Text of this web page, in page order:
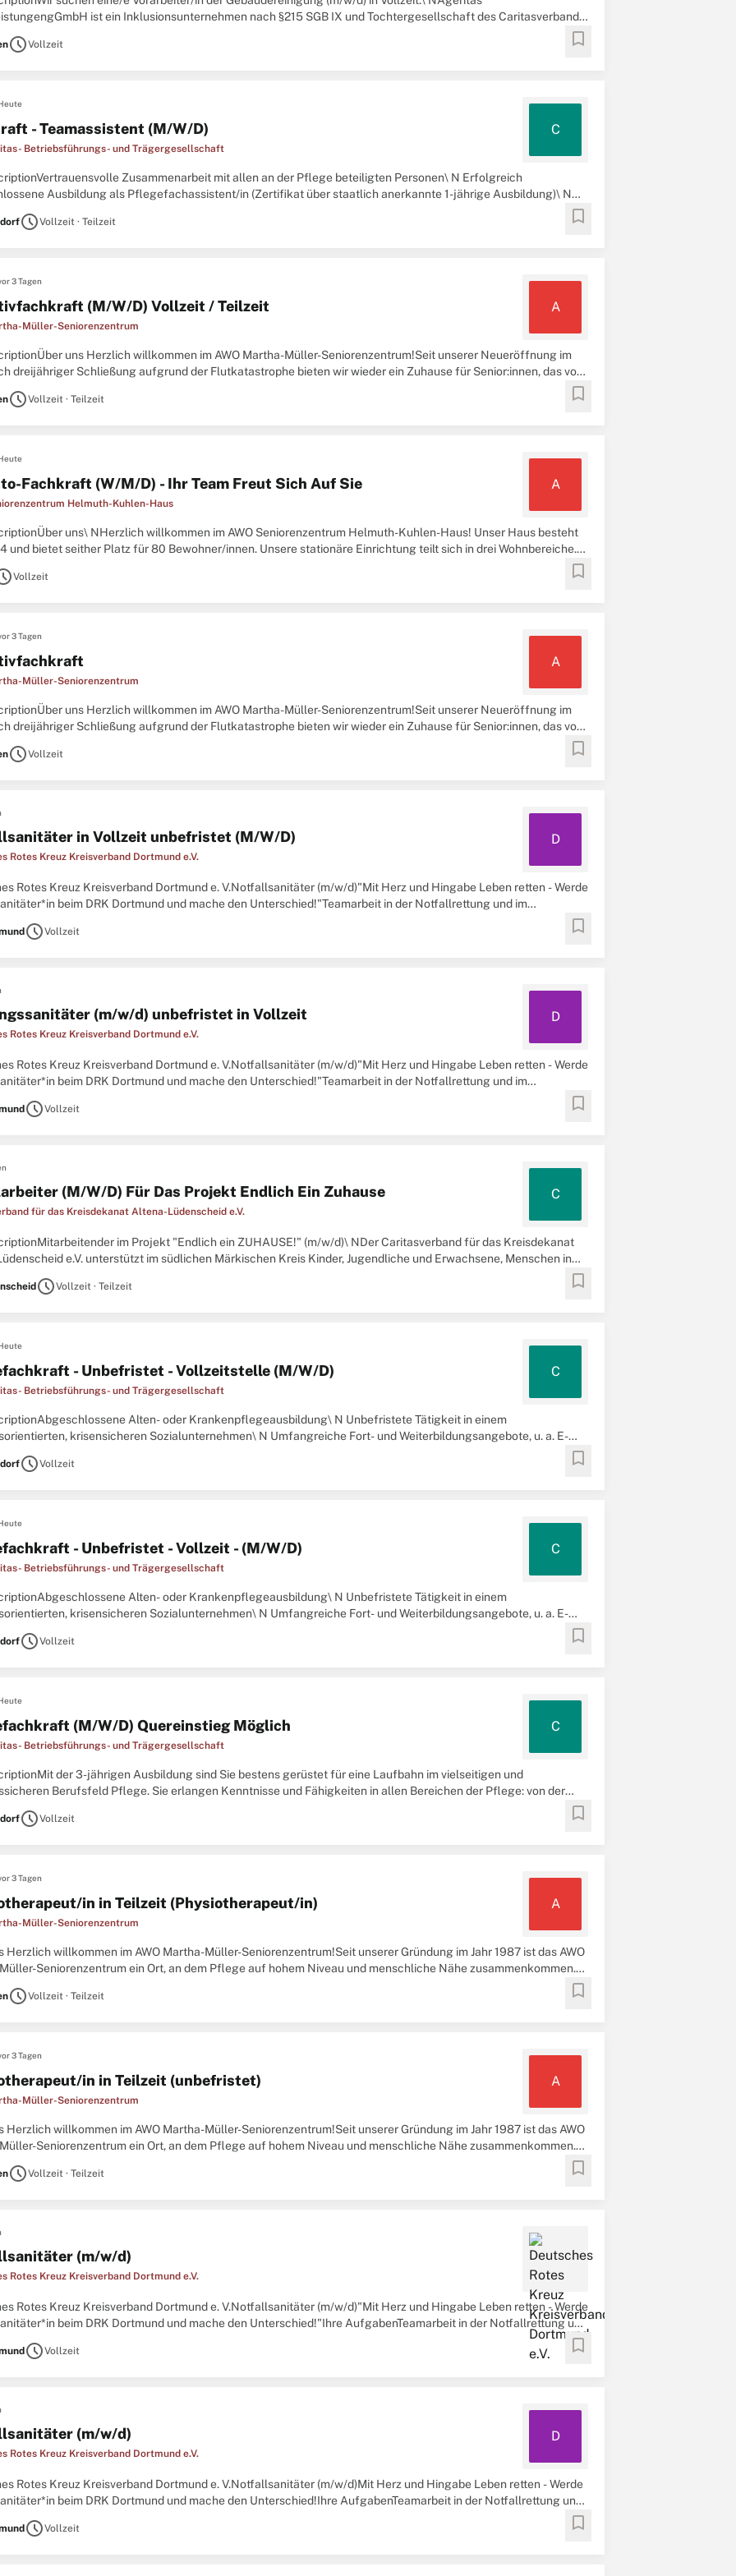
ist ein Inklusionsunternehmen nach §215 SGB IX und Tochtergesellschaft des Caritasverband
scheduleVollzeit bookmark
- Teamassistent (M/W/D)
Betriebsführungs- und Trägergesellschaft
C
Zusammenarbeit mit allen an der Pflege beteiligten Personen\ N Erfolgreich
Ausbildung als Pflegefachassistent/in (Zertifikat über staatlich anerkannte 1-jährige Ausbildung)\ N
scheduleVollzeit · Teilzeit bookmark
3 Tagen
(M/W/D) Vollzeit / Teilzeit
Müller-Seniorenzentrum
A
uns Herzlich willkommen im AWO Martha-Müller-Seniorenzentrum!Seit unserer Neueröffnung im
dreijähriger Schließung aufgrund der Flutkatastrophe bieten wir wieder ein Zuhause für Senior:innen, das von
scheduleVollzeit · Teilzeit bookmark
Fachkraft (W/M/D) - Ihr Team Freut Sich Auf Sie
Helmuth-Kuhlen-Haus
A
uns\ NHerzlich willkommen im AWO Seniorenzentrum Helmuth-Kuhlen-Haus! Unser Haus besteht
und bietet seither Platz für 80 Bewohner/innen. Unsere stationäre Einrichtung teilt sich in drei Wohnbereiche.
Vollzeit bookmark
3 Tagen
Müller-Seniorenzentrum
A
uns Herzlich willkommen im AWO Martha-Müller-Seniorenzentrum!Seit unserer Neueröffnung im
dreijähriger Schließung aufgrund der Flutkatastrophe bieten wir wieder ein Zuhause für Senior:innen, das von
scheduleVollzeit bookmark
in Vollzeit unbefristet (M/W/D)
Rotes Kreuz Kreisverband Dortmund e.V.
D
Rotes Kreuz Kreisverband Dortmund e. V.Notfallsanitäter (m/w/d)"Mit Herz und Hingabe Leben retten - Werde
beim DRK Dortmund und mache den Unterschied!"Teamarbeit in der Notfallrettung und im
scheduleVollzeit bookmark
(m/w/d) unbefristet in Vollzeit
Rotes Kreuz Kreisverband Dortmund e.V.
D
Rotes Kreuz Kreisverband Dortmund e. V.Notfallsanitäter (m/w/d)"Mit Herz und Hingabe Leben retten - Werde
beim DRK Dortmund und mache den Unterschied!"Teamarbeit in der Notfallrettung und im
scheduleVollzeit bookmark
(M/W/D) Für Das Projekt Endlich Ein Zuhause
für das Kreisdekanat Altena-Lüdenscheid e.V.
C
im Projekt "Endlich ein ZUHAUSE!" (m/w/d)\ NDer Caritasverband für das Kreisdekanat
e.V. unterstützt im südlichen Märkischen Kreis Kinder, Jugendliche und Erwachsene, Menschen in
scheduleVollzeit · Teilzeit bookmark
- Unbefristet - Vollzeitstelle (M/W/D)
Betriebsführungs- und Trägergesellschaft
C
Alten- oder Krankenpflegeausbildung\ N Unbefristete Tätigkeit in einem
krisensicheren Sozialunternehmen\ N Umfangreiche Fort- und Weiterbildungsangebote, u. a. E-
scheduleVollzeit bookmark
- Unbefristet - Vollzeit - (M/W/D)
Betriebsführungs- und Trägergesellschaft
C
Alten- oder Krankenpflegeausbildung\ N Unbefristete Tätigkeit in einem
krisensicheren Sozialunternehmen\ N Umfangreiche Fort- und Weiterbildungsangebote, u. a. E-
scheduleVollzeit bookmark
(M/W/D) Quereinstieg Möglich
Betriebsführungs- und Trägergesellschaft
C
der 3-jährigen Ausbildung sind Sie bestens gerüstet für eine Laufbahn im vielseitigen und
Berufsfeld Pflege. Sie erlangen Kenntnisse und Fähigkeiten in allen Bereichen der Pflege: von der
scheduleVollzeit bookmark
3 Tagen
in in Teilzeit (Physiotherapeut/in)
Müller-Seniorenzentrum
A
Herzlich willkommen im AWO Martha-Müller-Seniorenzentrum!Seit unserer Gründung im Jahr 1987 ist das AWO
Seniorenzentrum ein Ort, an dem Pflege auf hohem Niveau und menschliche Nähe zusammenkommen.
scheduleVollzeit · Teilzeit bookmark
3 Tagen
in in Teilzeit (unbefristet)
Müller-Seniorenzentrum
A
Herzlich willkommen im AWO Martha-Müller-Seniorenzentrum!Seit unserer Gründung im Jahr 1987 ist das AWO
Seniorenzentrum ein Ort, an dem Pflege auf hohem Niveau und menschliche Nähe zusammenkommen.
scheduleVollzeit · Teilzeit bookmark
(m/w/d)
Rotes Kreuz Kreisverband Dortmund e.V.
Rotes Kreuz Kreisverband Dortmund e. V.Notfallsanitäter (m/w/d)"Mit Herz und Hingabe Leben retten - Werde
beim DRK Dortmund und mache den Unterschied!"Ihre AufgabenTeamarbeit in der Notfallrettung und
scheduleVollzeit bookmark
(m/w/d)
Rotes Kreuz Kreisverband Dortmund e.V.
D
Rotes Kreuz Kreisverband Dortmund e. V.Notfallsanitäter (m/w/d)Mit Herz und Hingabe Leben retten - Werde
beim DRK Dortmund und mache den Unterschied!Ihre AufgabenTeamarbeit in der Notfallrettung und
scheduleVollzeit bookmark